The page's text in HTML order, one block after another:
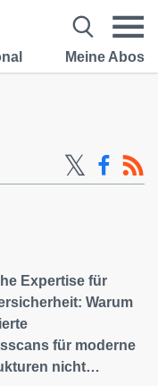
Meine Abos
Expertise für
Warum
für moderne
nicht…